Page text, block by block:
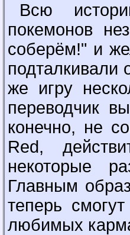
Всю
покемонов
соберём!" и
подталкивали
же игру
переводчик
конечно, не
Red,
некоторые
Главным
теперь
любимых